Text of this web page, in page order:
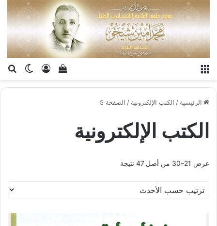
الوضعتسجيل
إستعراض سلة
الرئيسية / الكتب الإلكترونية / الصفحة 5
الكتب الإلكترونية
عرض 21–30 من أصل 47 نتيجة